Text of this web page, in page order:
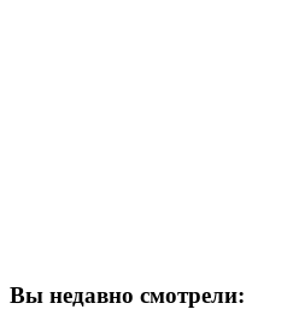
Вы недавно смотрели: